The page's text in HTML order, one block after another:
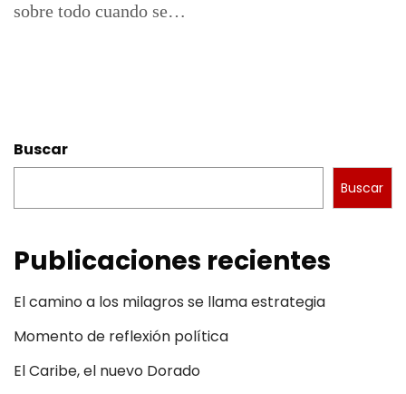
sobre todo cuando se…
Buscar
Buscar
Publicaciones recientes
El camino a los milagros se llama estrategia
Momento de reflexión política
El Caribe, el nuevo Dorado